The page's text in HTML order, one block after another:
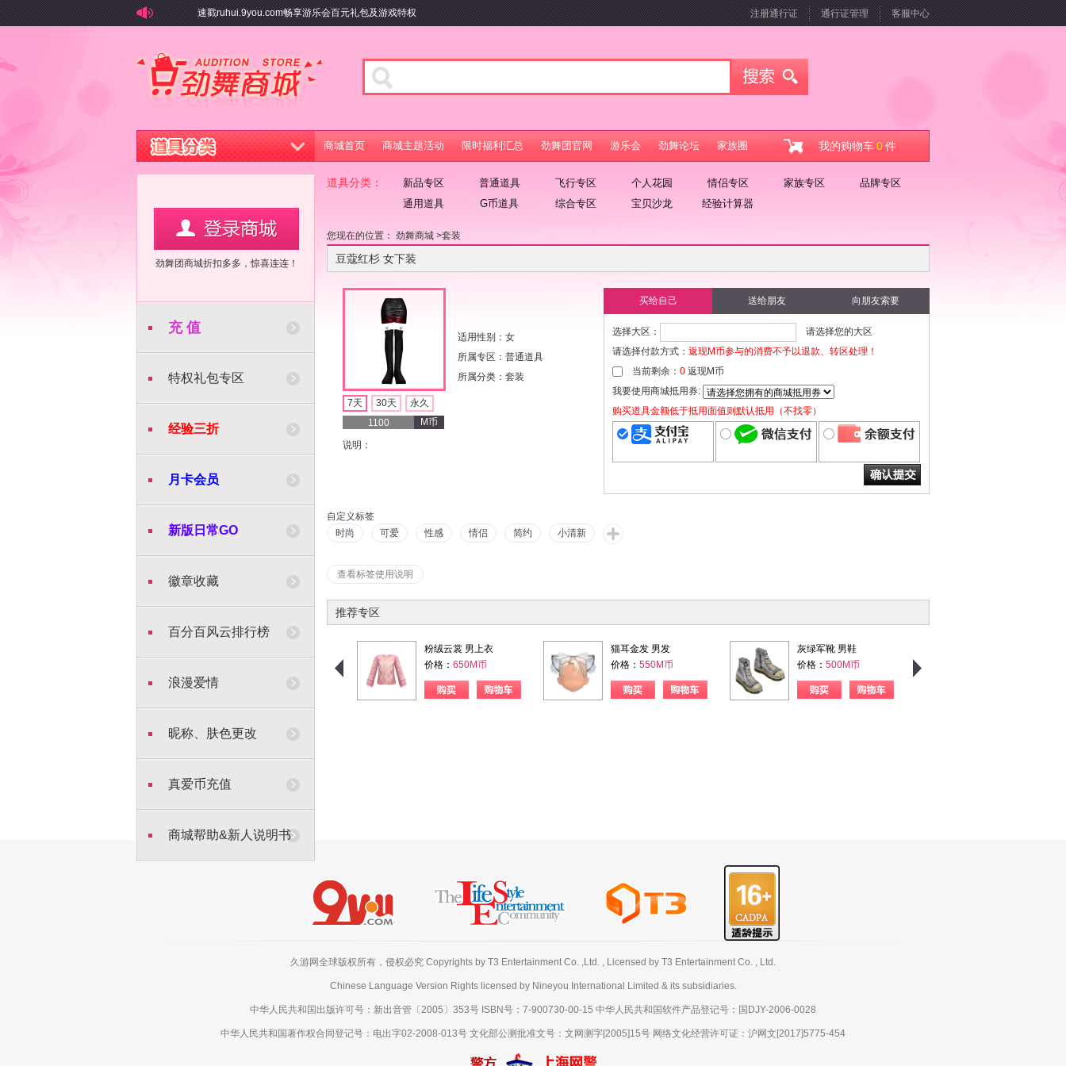
速戳ruhui.9you.com畅享游乐会百元礼包及游戏特权 注册通行证 通行证管理 客服中心
商城首页 商城主题活动 限时福利汇总 劲舞团官网 游乐会 劲舞论坛 家族圈 我的购物车0件
劲舞团商城折扣多多，惊喜连连！
充 值
特权礼包专区
经验三折
月卡会员
新版日常GO
徽章收藏
百分百风云排行榜
浪漫爱情
昵称、肤色更改
真爱币充值
商城帮助&新人说明书
道具分类： 新品专区 普通道具 飞行专区 个人花园 情侣专区 家族专区
品牌专区
通用道具
G币道具 综合专区 宝贝沙龙 经验计算器
您现在的位置： 劲舞商城 >套装
豆蔻红杉 女下装
7天 30天
永久
M币
1100
适用性别：女
所属专区：普通道具
所属分类：套装
说明：
买给自己 送给朋友 向朋友索要
选择大区：
请选择您的大区
请选择付款方式： 返现M币参与的消费不予以退款、转区处理！
当前剩余： 0 返现M币
我要使用商城抵用券:
购买道具金额低于抵用面值则默认抵用（不找零）
自定义标签
时尚
可爱 性感 情侣 简约 小清新
查看标签使用说明
推荐专区
粉绒云裳 男上衣
价格： 650M币
猫耳金发 男发
价格： 550M币
灰绿军靴 男鞋
价格： 500M币
购买 购物车 购物车 购物车 购物车
久游网全球版权所有，侵权必究 Copyrights by T3 Entertainment Co. ,Ltd. , Licensed by T3 Entertainment Co. , Ltd.
Chinese Language Version Rights licensed by Nineyou International Limited & its subsidiaries.
中华人民共和国出版许可号：新出音管〔2005〕353号 ISBN号：7-900730-00-15 中华人民共和国软件产品登记号：国DJY-2006-0028
中华人民共和国著作权合同登记号：电出字02-2008-013号 文化部公测批准文号：文网测字[2005]15号 网络文化经营许可证：沪网文[2017]5775-454